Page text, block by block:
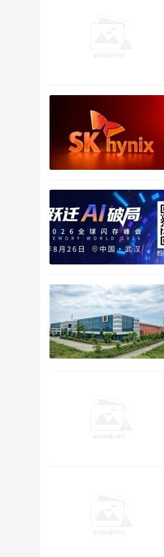
一个值得玩味的细节是，针对
Agent任务解决率跃升至90%
03
Agent时代的底座，从
如果只看参数卡片，Hy3很容易
但腾讯的野心显然不止于对话。
正式版发布的同时，Hy3已全面
线，API同步上线腾讯云
更关键的是其配套Agent工具生
Hy3的定位正在从回答问题的百
定价即战略，算力成本